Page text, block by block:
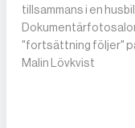
tillsammans i en
"fortsättning följer"
Malin Lövkvist